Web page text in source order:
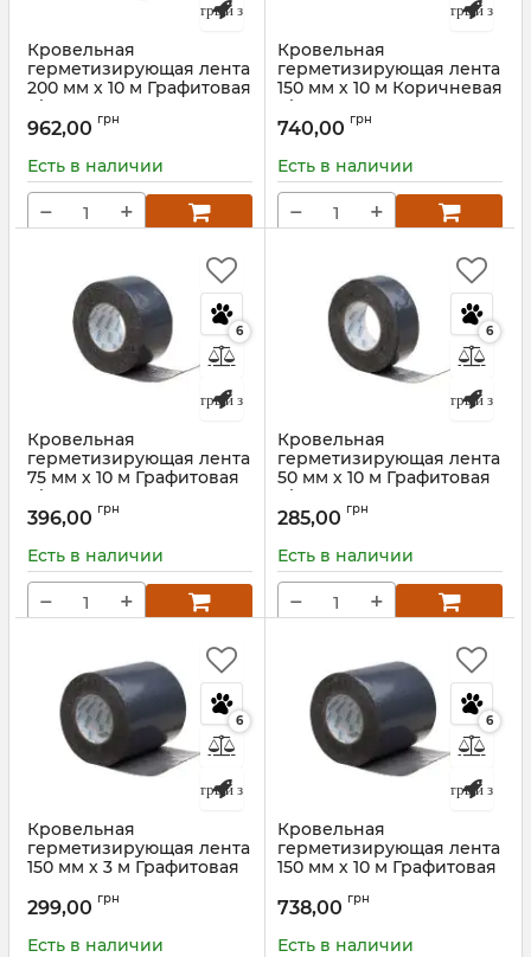
Быстрый заказ
Кровельная
герметизирующая лента
200 мм х 10 м Графитовая
Alenor BF
Артикул: 7024A20010
962,00 грн
Есть в наличии
− +
Быстрый заказ
Кровельная
герметизирующая лента
150 мм х 10 м Коричневая
Alenor BF
Артикул:8017A15010
740,00 грн
Есть в наличии
− +
6
Быстрый заказ
Кровельная
герметизирующая лента
75 мм х 10 м Графитовая
Alenor BF
Артикул: 7024A07510
396,00 грн
Есть в наличии
− +
6
Быстрый заказ
Кровельная
герметизирующая лента
50 мм х 10 м Графитовая
Alenor BF
Артикул: 7024A05010
285,00 грн
Есть в наличии
− +
6
Быстрый заказ
Кровельная
герметизирующая лента
150 мм х 3 м Графитовая
Артикул: 7024A15003
299,00 грн
Есть в наличии
6
Быстрый заказ
Кровельная
герметизирующая лента
150 мм х 10 м Графитовая
Артикул: 7024A15010
738,00 грн
Есть в наличии